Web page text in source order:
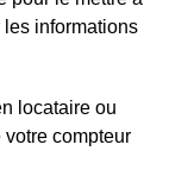
informations
locataire ou
compteur